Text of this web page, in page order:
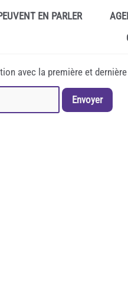
EN PARLER
avec la première et
Envoyer